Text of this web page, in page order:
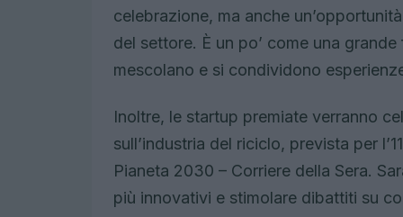
celebrazione, ma anche
del settore. È un po’ come una
mescolano e si condividono
Inoltre, le startup premiate verranno
sull’industria del riciclo, prevista per
Pianeta 2030 – Corriere della Sera.
più innovativi e stimolare dibattiti su